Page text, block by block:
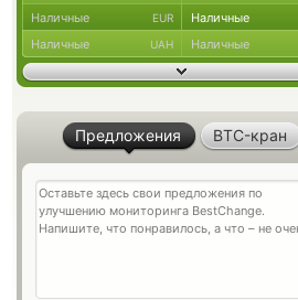
Наличные EUR Наличные
Наличные UAH Наличные
Предложения BTC-кран